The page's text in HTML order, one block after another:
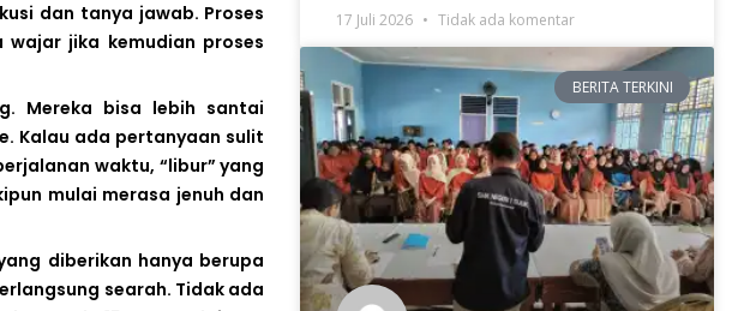
dan tanya jawab. Proses
jika kemudian proses
Mereka bisa lebih santai
Kalau ada pertanyaan sulit
waktu, “libur” yang
mulai merasa jenuh dan
diberikan hanya berupa
searah. Tidak ada
17 Juli 2026 Tidak ada komentar
BERITA TERKINI